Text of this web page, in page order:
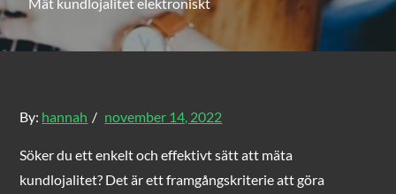
By: hannah
Posted
november 14, 2022
Söker du ett enkelt och effektivt sätt att mäta
kundlojalitet? Det är ett framgångskriterie att göra